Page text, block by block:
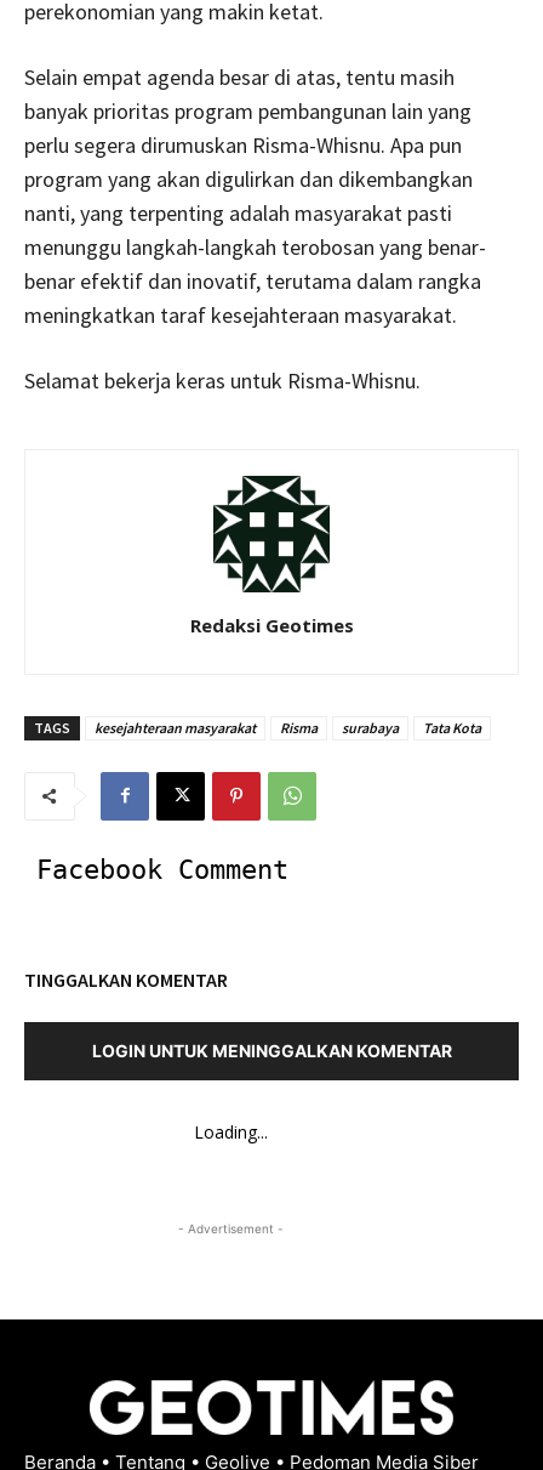
perekonomian yang makin ketat.
Selain empat agenda besar di atas, tentu masih
banyak prioritas program pembangunan lain yang
perlu segera dirumuskan Risma-Whisnu. Apa pun
program yang akan digulirkan dan dikembangkan
nanti, yang terpenting adalah masyarakat pasti
menunggu langkah-langkah terobosan yang benar-
benar efektif dan inovatif, terutama dalam rangka
meningkatkan taraf kesejahteraan masyarakat.
Selamat bekerja keras untuk Risma-Whisnu.
Redaksi Geotimes
TAGS kesejahteraan masyarakat Risma surabaya Tata Kota
Facebook Comment
TINGGALKAN KOMENTAR
LOGIN UNTUK MENINGGALKAN KOMENTAR
Loading...
- Advertisement -
Beranda • Tentang • Geolive • Pedoman Media Siber